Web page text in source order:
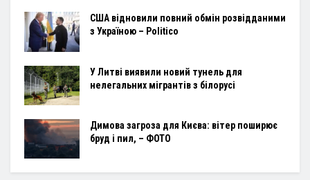
США відновили повний обмін розвідданими
з Україною – Politico
У Литві виявили новий тунель для
нелегальних мігрантів з білорусі
Димова загроза для Києва: вітер поширює
бруд і пил, – ФОТО